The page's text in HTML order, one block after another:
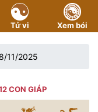
Tử vi Xem bói
11/2025
CON GIÁP